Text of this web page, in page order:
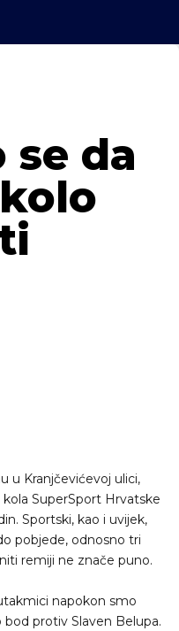
se da
u Kranjčevićevoj ulici,
SuperSport Hrvatske
Sportski, kao i uvijek,
pobjede, odnosno tri
remiji ne znače puno.
napokon smo
protiv Slaven Belupa.